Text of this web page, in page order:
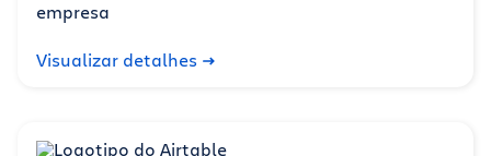
empresa
Visualizar detalhes